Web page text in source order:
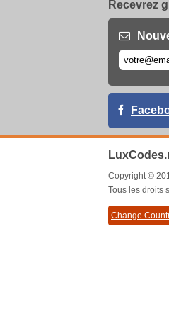
Recevrez
Copyright ©
Tous les droits
Change